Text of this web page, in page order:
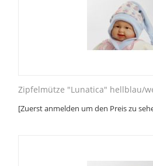
Zipfelmütze "Lunatica" hellblau/
[Zuerst anmelden um den Preis zu